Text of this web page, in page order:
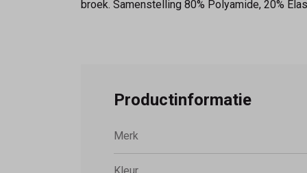
broek. Samenstelling 80% Polyamide, 20%
Productinformatie
Merk